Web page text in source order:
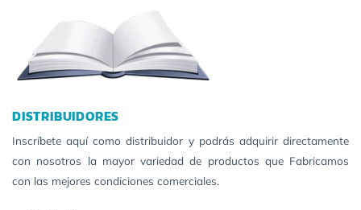
DISTRIBUIDORES
Inscríbete aquí como distribuidor y podrás adquirir directamente
con nosotros la mayor variedad de productos que Fabricamos
con las mejores condiciones comerciales.